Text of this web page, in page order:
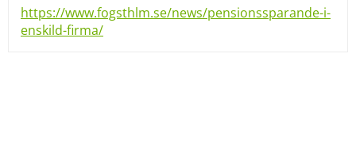
https://www.fogsthlm.se/news/pensionssparande-i-
enskild-firma/